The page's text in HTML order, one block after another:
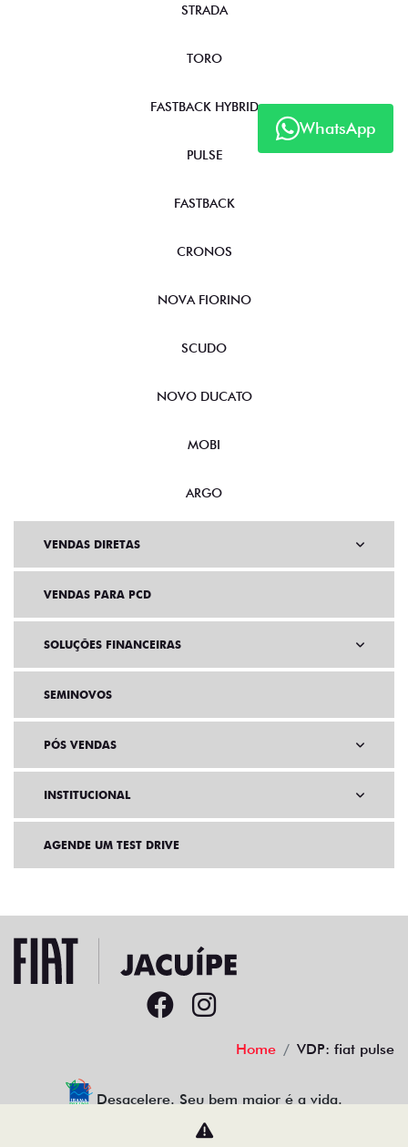
WhatsApp
STRADA
TORO
FASTBACK HYBRID
PULSE
FASTBACK
CRONOS
NOVA FIORINO
SCUDO
NOVO DUCATO
MOBI
ARGO
VENDAS DIRETAS
VENDAS PARA PCD
SOLUÇÕES FINANCEIRAS
SEMINOVOS
PÓS VENDAS
INSTITUCIONAL
AGENDE UM TEST DRIVE
Home VDP: fiat pulse
Desacelere. Seu bem maior é a vida.